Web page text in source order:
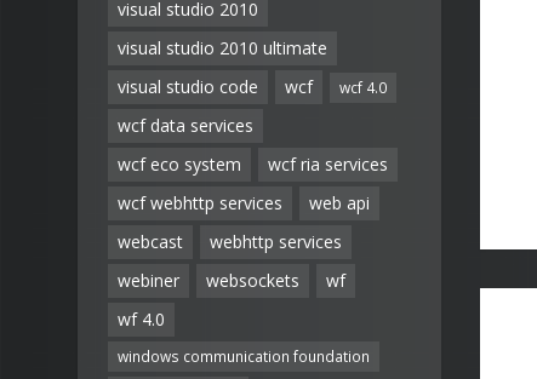
visual studio 2010
visual studio 2010 ultimate
visual studio code
wcf wcf 4.0
wcf data services
wcf eco system
wcf ria services
wcf webhttp services
web api
webcast
webhttp services
webiner
websockets
wf
wf 4.0
windows communication foundation